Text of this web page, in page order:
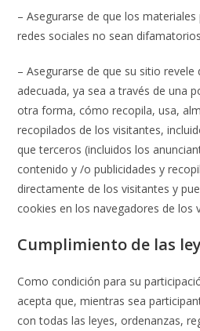
– Asegurarse de que los
redes sociales no sean
– Asegurarse de que su sitio revele
adecuada, ya sea a través de una
otra forma, cómo recopila, usa,
recopilados de los visitantes,
que terceros (incluidos los
contenido y /o publicidades y
directamente de los visitantes y
cookies en los navegadores de los
Cumplimiento de las
Como condición para su
acepta que, mientras sea
con todas las leyes, ordenanzas,